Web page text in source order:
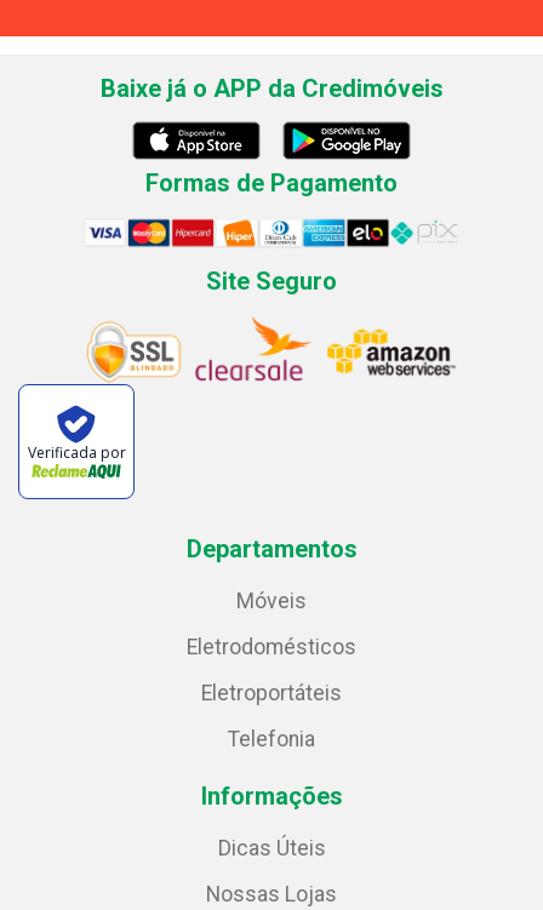
Baixe já o APP da Credimóveis
Formas de Pagamento
Site Seguro
Verificada por
Departamentos
Móveis
Eletrodomésticos
Eletroportáteis
Telefonia
Informações
Dicas Úteis
Nossas Lojas